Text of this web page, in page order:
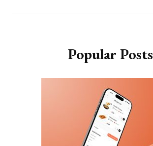
Popular Posts